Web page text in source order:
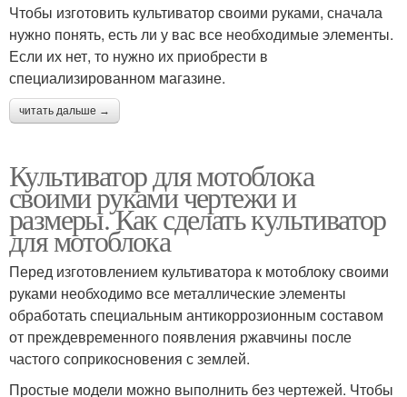
Чтобы изготовить культиватор своими руками, сначала
нужно понять, есть ли у вас все необходимые элементы.
Если их нет, то нужно их приобрести в
специализированном магазине.
читать дальше →
Культиватор для мотоблока
своими руками чертежи и
размеры. Как сделать культиватор
для мотоблока
Перед изготовлением культиватора к мотоблоку своими
руками необходимо все металлические элементы
обработать специальным антикоррозионным составом
от преждевременного появления ржавчины после
частого соприкосновения с землей.
Простые модели можно выполнить без чертежей. Чтобы